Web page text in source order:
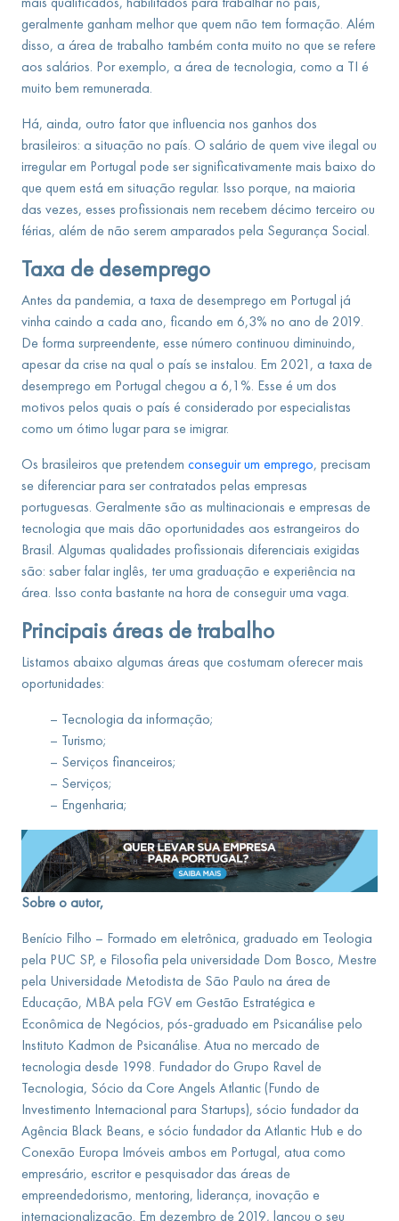
geralmente ganham melhor que quem não tem formação. Além
disso, a área de trabalho também conta muito no que se refere
aos salários. Por exemplo, a área de tecnologia, como a TI é
muito bem remunerada.
Há, ainda, outro fator que influencia nos ganhos dos
brasileiros: a situação no país. O salário de quem vive ilegal ou
irregular em Portugal pode ser significativamente mais baixo do
que quem está em situação regular. Isso porque, na maioria
das vezes, esses profissionais nem recebem décimo terceiro ou
férias, além de não serem amparados pela Segurança Social.
Taxa de desemprego
Antes da pandemia, a taxa de desemprego em Portugal já
vinha caindo a cada ano, ficando em 6,3% no ano de 2019.
De forma surpreendente, esse número continuou diminuindo,
apesar da crise na qual o país se instalou. Em 2021, a taxa de
desemprego em Portugal chegou a 6,1%. Esse é um dos
motivos pelos quais o país é considerado por especialistas
como um ótimo lugar para se imigrar.
Os brasileiros que pretendem conseguir um emprego, precisam
se diferenciar para ser contratados pelas empresas
portuguesas. Geralmente são as multinacionais e empresas de
tecnologia que mais dão oportunidades aos estrangeiros do
Brasil. Algumas qualidades profissionais diferenciais exigidas
são: saber falar inglês, ter uma graduação e experiência na
área. Isso conta bastante na hora de conseguir uma vaga.
Principais áreas de trabalho
Listamos abaixo algumas áreas que costumam oferecer mais
oportunidades:
– Tecnologia da informação;
– Turismo;
– Serviços financeiros;
– Serviços;
– Engenharia;
Sobre o autor,
Benício Filho – Formado em eletrônica, graduado em Teologia
pela PUC SP, e Filosofia pela universidade Dom Bosco, Mestre
pela Universidade Metodista de São Paulo na área de
Educação, MBA pela FGV em Gestão Estratégica e
Econômica de Negócios, pós-graduado em Psicanálise pelo
Instituto Kadmon de Psicanálise. Atua no mercado de
tecnologia desde 1998. Fundador do Grupo Ravel de
Tecnologia, Sócio da Core Angels Atlantic (Fundo de
Investimento Internacional para Startups), sócio fundador da
Agência Black Beans, e sócio fundador da Atlantic Hub e do
Conexão Europa Imóveis ambos em Portugal, atua como
empresário, escritor e pesquisador das áreas de
empreendedorismo, mentoring, liderança, inovação e
internacionalização. Em dezembro de 2019, lançou o seu